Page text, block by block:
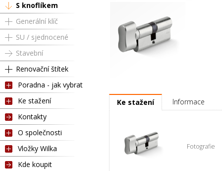
S knoflíkem
Generální klíč
SU / sjednocené
Stavební
Renovační štítek
Poradna - jak vybrat
Ke stažení
Kontakty
O společnosti
Vložky Wilka
Kde koupit
Ke stažení Informace
Fotografie